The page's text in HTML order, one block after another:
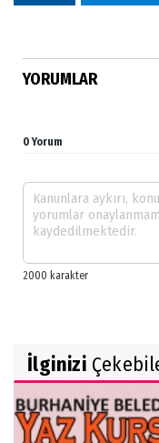
YORUMLAR
0 Yorum
İlginizi